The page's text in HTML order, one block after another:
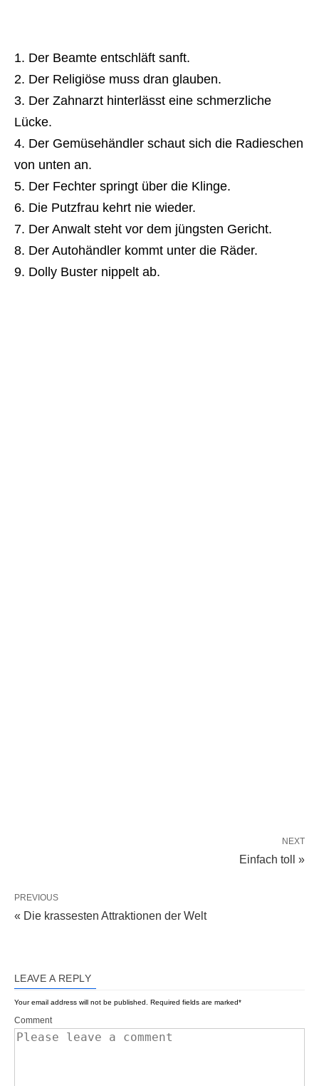
Der Beamte entschläft sanft.
Der Religiöse muss dran glauben.
Der Zahnarzt hinterlässt eine schmerzliche
Lücke.
Der Gemüsehändler schaut sich die Radieschen
von unten an.
Der Fechter springt über die Klinge.
Die Putzfrau kehrt nie wieder.
Der Anwalt steht vor dem jüngsten Gericht.
Der Autohändler kommt unter die Räder.
Dolly Buster nippelt ab.
NEXT
Einfach toll »
PREVIOUS
« Die krassesten Attraktionen der Welt
LEAVE A REPLY
Your email address will not be published. Required fields are marked*
Comment